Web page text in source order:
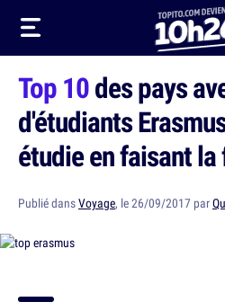
Top 10des pays
d'étudiants
étudie en faisant la
Publié dansVoyage, le 26/09/2017 par